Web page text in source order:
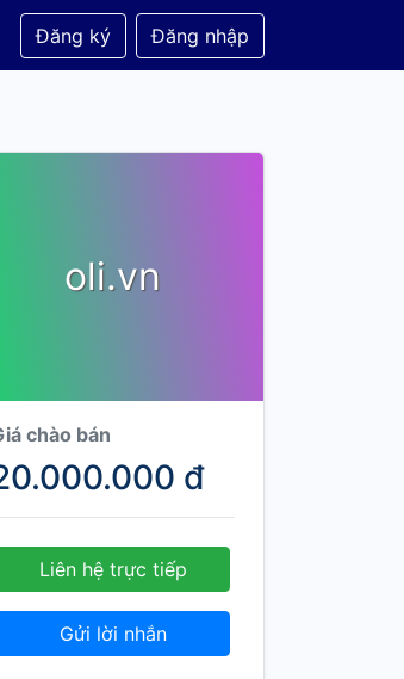
Đăng ký Đăng nhập
oli.vn
chào bán
đ
Liên hệ trực tiếp
Gửi lời nhắn